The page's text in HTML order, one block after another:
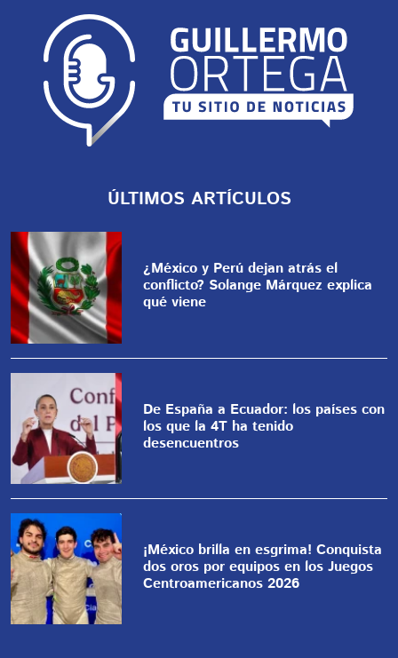
ÚLTIMOS ARTÍCULOS
¿México y Perú dejan atrás el
conflicto? Solange Márquez explica
qué viene
De España a Ecuador: los países con
los que la 4T ha tenido
desencuentros
¡México brilla en esgrima! Conquista
dos oros por equipos en los Juegos
Centroamericanos 2026